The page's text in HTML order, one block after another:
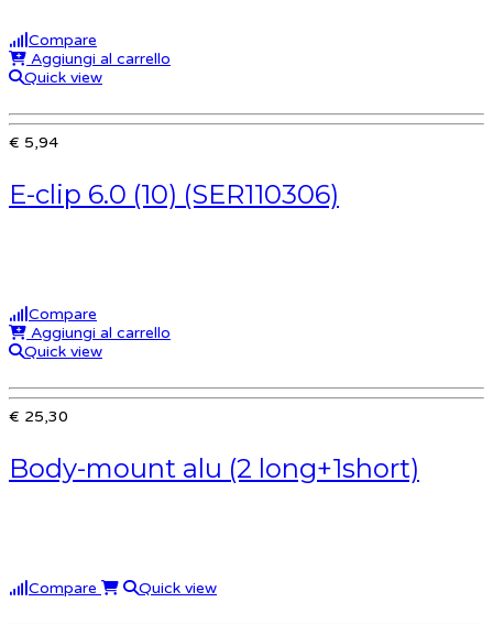
Compare
Aggiungi al carrello
Quick view
€ 5,94
E-clip 6.0 (10) (SER110306)
Compare
Aggiungi al carrello
Quick view
€ 25,30
Body-mount alu (2 long+1short)
Compare Quick view